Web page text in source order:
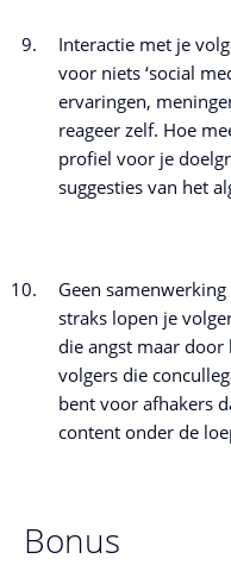
Interactie met je
voor niets ‘social
ervaringen,
reageer zelf. Hoe
profiel voor je
suggesties van het
Geen
straks lopen je
die angst maar door
volgers die
bent voor afhakers
content onder de
Bonus